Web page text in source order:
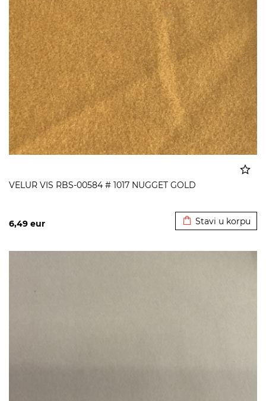
VELUR VIS RBS-00584 # 1017 NUGGET GOLD
6,49 eur Stavi u korpu